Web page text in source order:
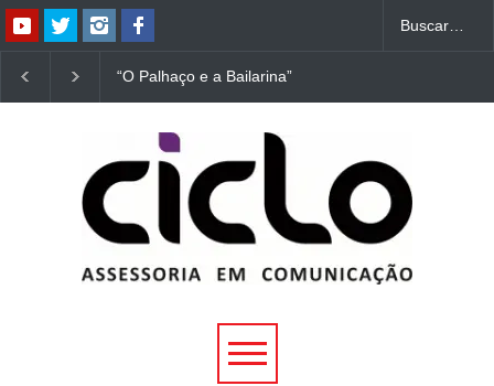
“O Palhaço e a Bailarina”
estreia hoje (1º) em
Uberlândia
Uberlândia